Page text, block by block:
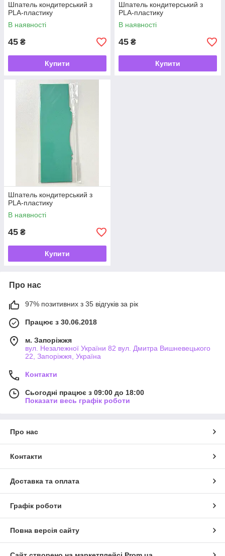
Шпатель кондитерський з
PLA-пластику
В наявності
45 ₴
Купити
Шпатель кондитерський з
PLA-пластику
В наявності
45 ₴
Купити
Шпатель кондитерський з
PLA-пластику
В наявності
45 ₴
Купити
Про нас
97% позитивних з 35 відгуків за рік
Працює з 30.06.2018
м. Запоріжжя
вул. Незалежної України 82 вул. Дмитра Вишневецького
22, Запоріжжя, Україна
Контакти
Сьогодні працює з 09:00 до 18:00
Показати весь графік роботи
Про нас
Контакти
Доставка та оплата
Графік роботи
Повна версія сайту